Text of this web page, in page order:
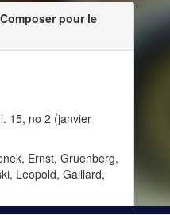
pour le
15, no 2 (janvier
Ernst, Gruenberg,
Leopold, Gaillard,